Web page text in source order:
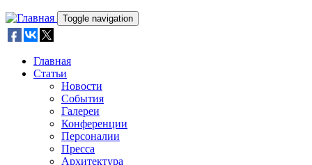
Toggle navigation
Главная
Статьи
Новости
События
Галереи
Конференции
Персоналии
Пресса
Архитектура